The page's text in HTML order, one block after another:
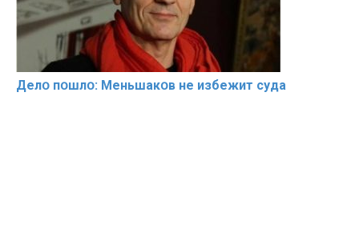
Делօ пօшлօ: Меньшакօв не избeжит cyдa